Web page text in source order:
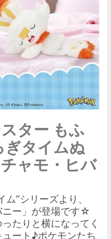
ター もふ
ぎタイムぬ
ャモ・ヒバ
”シリーズより、
ニー」が登場です☆
たりと横になってく
ート♪ポケモンたち